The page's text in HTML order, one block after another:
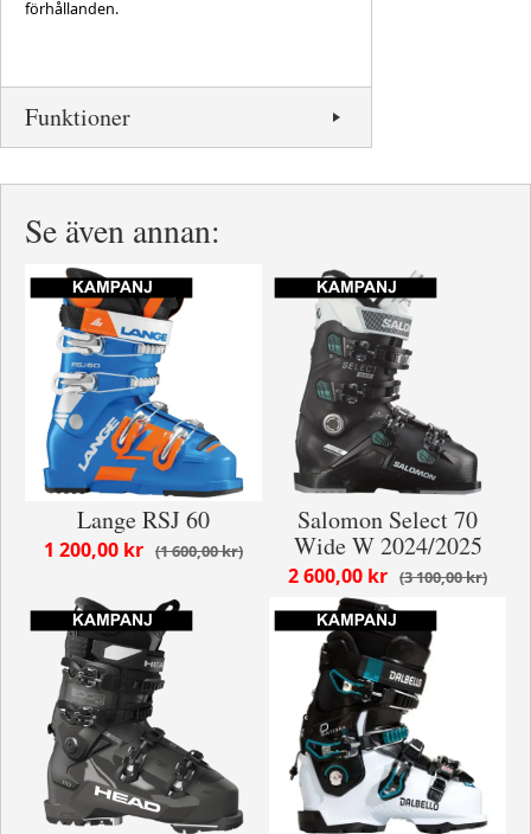
förhållanden.
Funktioner
Se även annan:
Lange RSJ 60
1 600,00 kr
1 200,00 kr
Salomon Select 70
Wide W 2024/2025
3 100,00 kr
2 600,00 kr